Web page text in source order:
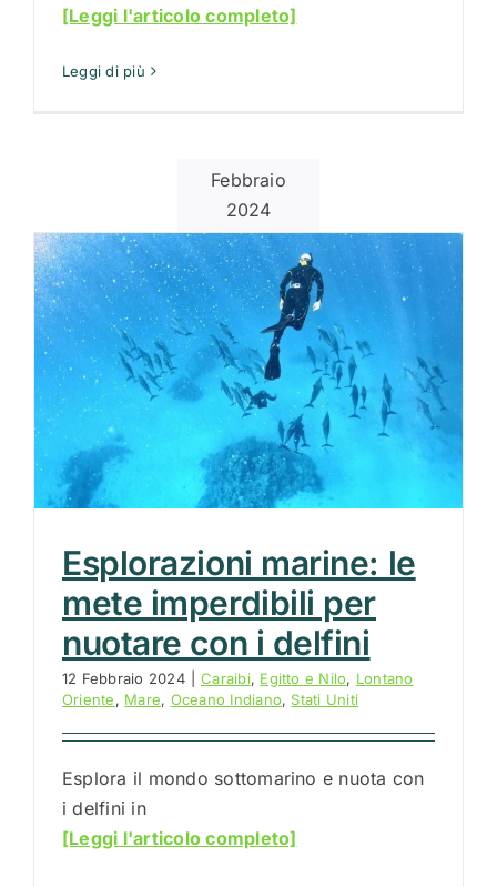
[Leggi l'articolo completo]
Leggi di più
Febbraio
2024
Esplorazioni marine: le
mete imperdibili per
nuotare con i delfini
12 Febbraio 2024 Caraibi, Egitto e Nilo, Lontano
Oriente, Mare, Oceano Indiano, Stati Uniti
Esplora il mondo sottomarino e nuota con
i delfini in
[Leggi l'articolo completo]